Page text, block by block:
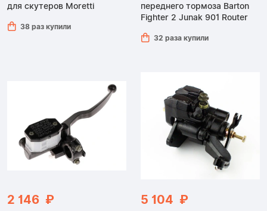
для скутеров Moretti
38 раз купили
переднего тормоза Barton
Fighter 2 Junak 901 Router
32 раза купили
2 146 ₽ 5 104 ₽